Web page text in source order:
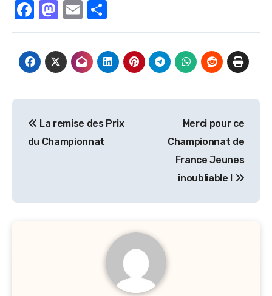
Facebook
Mastodon
Email
de
La remise des Prix
du Championnat
Merci pour ce
Championnat de
France Jeunes
inoubliable !